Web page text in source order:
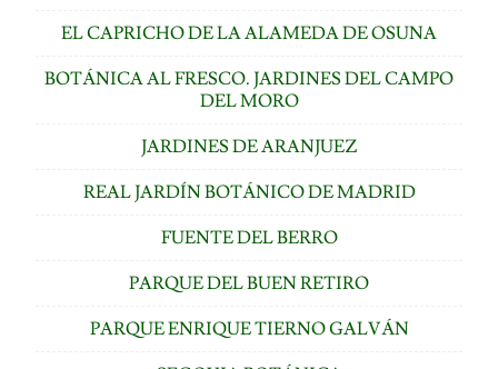
EL CAPRICHO DE LA ALAMEDA DE OSUNA
BOTÁNICA AL FRESCO. JARDINES DEL CAMPO
DEL MORO
JARDINES DE ARANJUEZ
REAL JARDÍN BOTÁNICO DE MADRID
FUENTE DEL BERRO
PARQUE DEL BUEN RETIRO
PARQUE ENRIQUE TIERNO GALVÁN